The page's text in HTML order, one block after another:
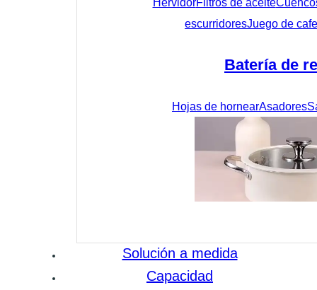
escurridoresJuego de
Batería de
Hojas de hornearAsadores
Solución a medida
Capacidad